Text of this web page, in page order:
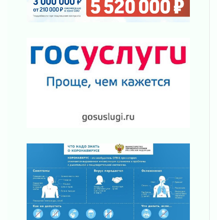
Ленобласть отмечает День Воздушно-
десантных войск
02 августа 2026
Ленобласть отметила заслуги жителей перед
регионом и страной
02 августа 2026
ПСК через Гослуслуги напомнит жителям
Пропавшего подростка нашли в Кировском
районе Ленобласти
02 августа 2026
Жителям Ленобласти напомнили, как
действовать при укусе клеща
02 августа 2026